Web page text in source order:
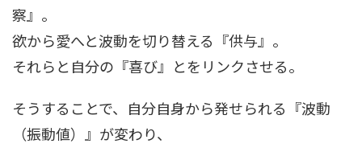
察』。
欲から愛へと波動を切り替える『供与』。
それらと自分の『喜び』とをリンクさせる。
そうすることで、自分自身から発せられる『波動
（振動値）』が変わり、